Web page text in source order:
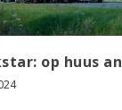
op huus an